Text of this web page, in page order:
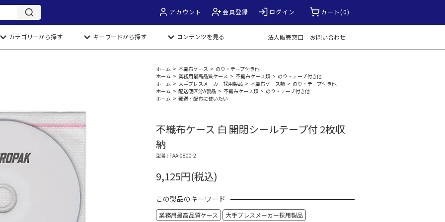
アカウント 会員登録 ログイン カート(0)
カテゴリーから探す キーワードから探す コンテンツを見る 法人販売窓口 お問い合わせ
ホーム > 不織布ケース > のり・テープ付き他
ホーム > 業務用最高品質ケース > 不織布ケース類 > のり・テープ付き他
ホーム > 大手プレスメーカー採用製品 > 不織布ケース類 > のり・テープ付き他
ホーム > 配送便区分A製品 > 不織布ケース類 > のり・テープ付き他
ホーム > 郵送・配布に使いたい
不織布ケース 白 開閉シールテープ付 2枚収
納
型番 : FAA-0800-2
9,125円(税込)
この製品のキーワード
業務用最高品質ケース 大手プレスメーカー採用製品